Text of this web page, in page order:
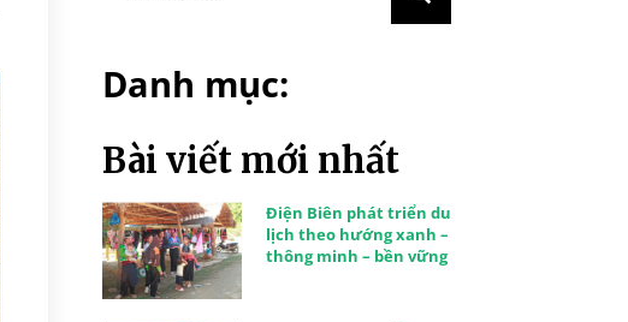
Danh mục:
Bài viết mới nhất
Điện Biên phát triển du
lịch theo hướng xanh –
thông minh – bền vững